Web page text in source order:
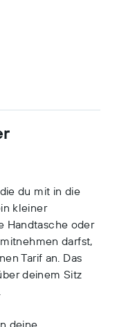
du mit in die
kleiner
Handtasche oder
darfst,
Tarif an. Das
deinem Sitz